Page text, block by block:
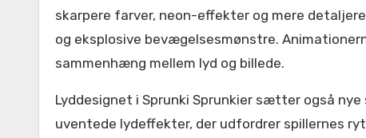
skarpere farver, neon-effekter og mere
og eksplosive bevægelsesmønstre.
sammenhæng mellem lyd og billede.
Lyddesignet i Sprunki Sprunkier sætter også
uventede lydeffekter, der udfordrer spillernes